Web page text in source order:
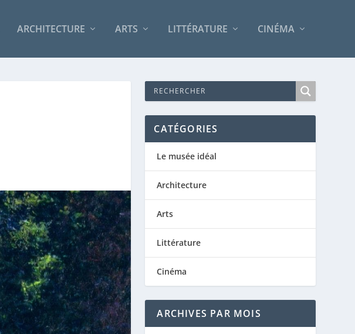
ARCHITECTURE ARTS LITTÉRATURE CINÉMA
CATÉGORIES
Le musée idéal
Architecture
Arts
Littérature
Cinéma
ARCHIVES PAR MOIS